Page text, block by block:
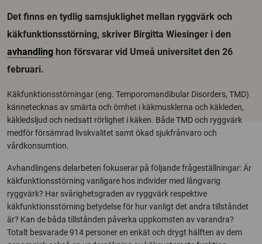
Det finns en tydlig samsjuklighet mellan ryggvärk och
käkfunktionsstörning, skriver Birgitta Wiesinger i den
avhandling hon försvarar vid Umeå universitet den 26
februari.
Käkfunktionsstörningar (eng. Temporomandibular Disorders, TMD)
kännetecknas av smärta och ömhet i käkmusklerna och käkleden,
käkledsljud och nedsatt rörlighet i käken. Både TMD och ryggvärk
medför försämrad livskvalitet samt ökad sjukfrånvaro och
vårdkonsumtion.
Avhandlingens delarbeten fokuserar på följande frågeställningar: Är
käkfunktionsstörning vanligare hos individer med långvarig
ryggvärk? Har svårighetsgraden av ryggvärk respektive
käkfunktionsstörning betydelse för hur vanligt det andra tillståndet
är? Kan de båda tillstånden påverka uppkomsten av varandra?
Totalt besvarade 914 personer en enkät och drygt hälften av dem